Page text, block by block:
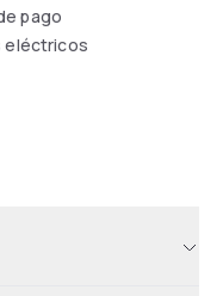
pago
eléctricos